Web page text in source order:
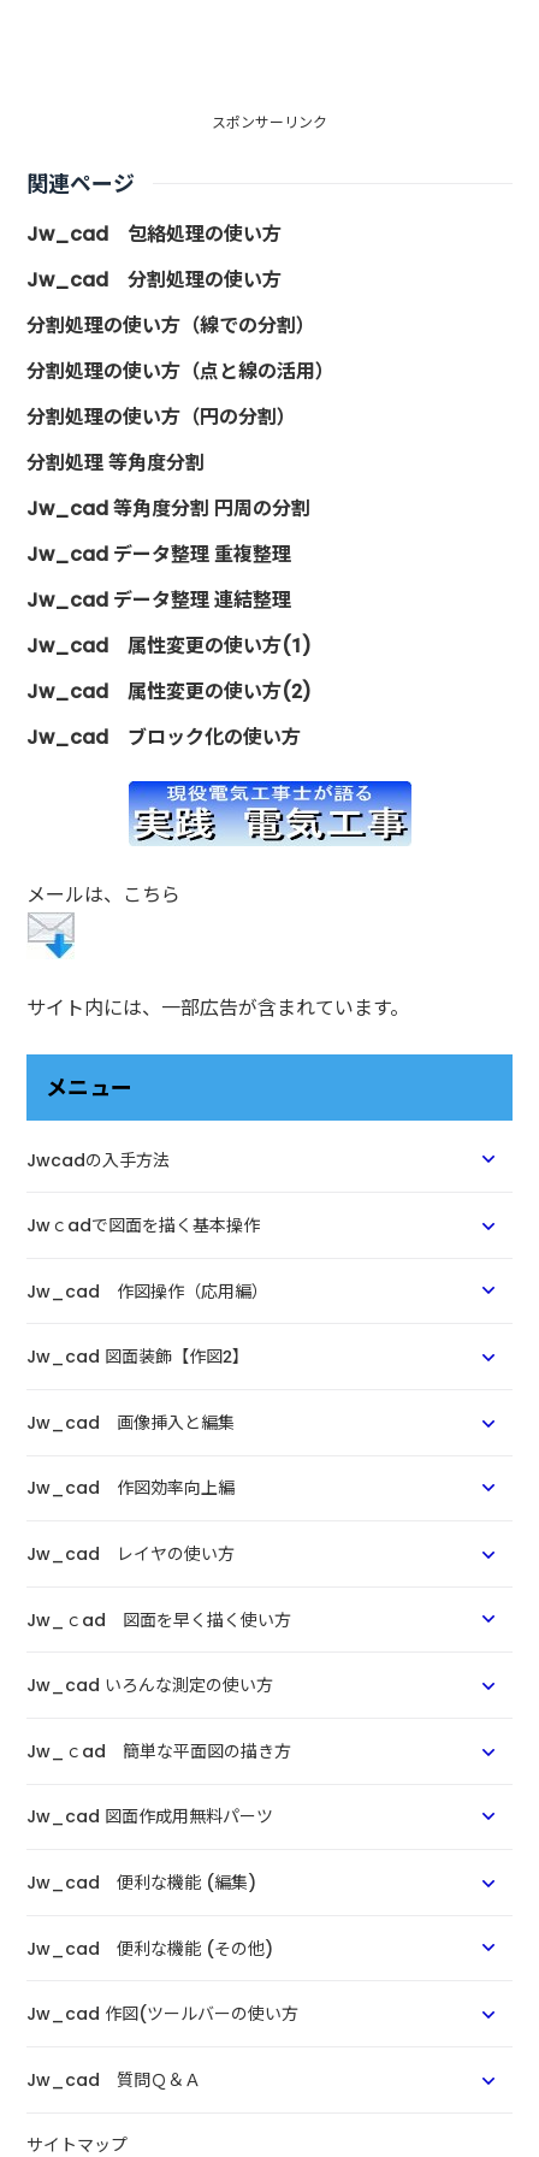
スポンサーリンク
関連ページ
Jw_cad 包絡処理の使い方
Jw_cad 分割処理の使い方
分割処理の使い方（線での分割）
分割処理の使い方（点と線の活用）
分割処理の使い方（円の分割）
分割処理 等角度分割
Jw_cad 等角度分割 円周の分割
Jw_cad データ整理 重複整理
Jw_cad データ整理 連結整理
Jw_cad 属性変更の使い方(1)
Jw_cad 属性変更の使い方(2)
Jw_cad ブロック化の使い方
メールは、こちら
サイト内には、一部広告が含まれています。
メニュー
Jwcadの入手方法
Jwｃadで図面を描く基本操作
Jw_cad 作図操作（応用編）
Jw_cad 図面装飾【作図2】
Jw_cad 画像挿入と編集
Jw_cad 作図効率向上編
Jw_cad レイヤの使い方
Jw_ｃad 図面を早く描く使い方
Jw_cad いろんな測定の使い方
Jw_ｃad 簡単な平面図の描き方
Jw_cad 図面作成用無料パーツ
Jw_cad 便利な機能 (編集)
Jw_cad 便利な機能 (その他)
Jw_cad 作図(ツールバーの使い方
Jw_cad 質問Ｑ＆Ａ
サイトマップ